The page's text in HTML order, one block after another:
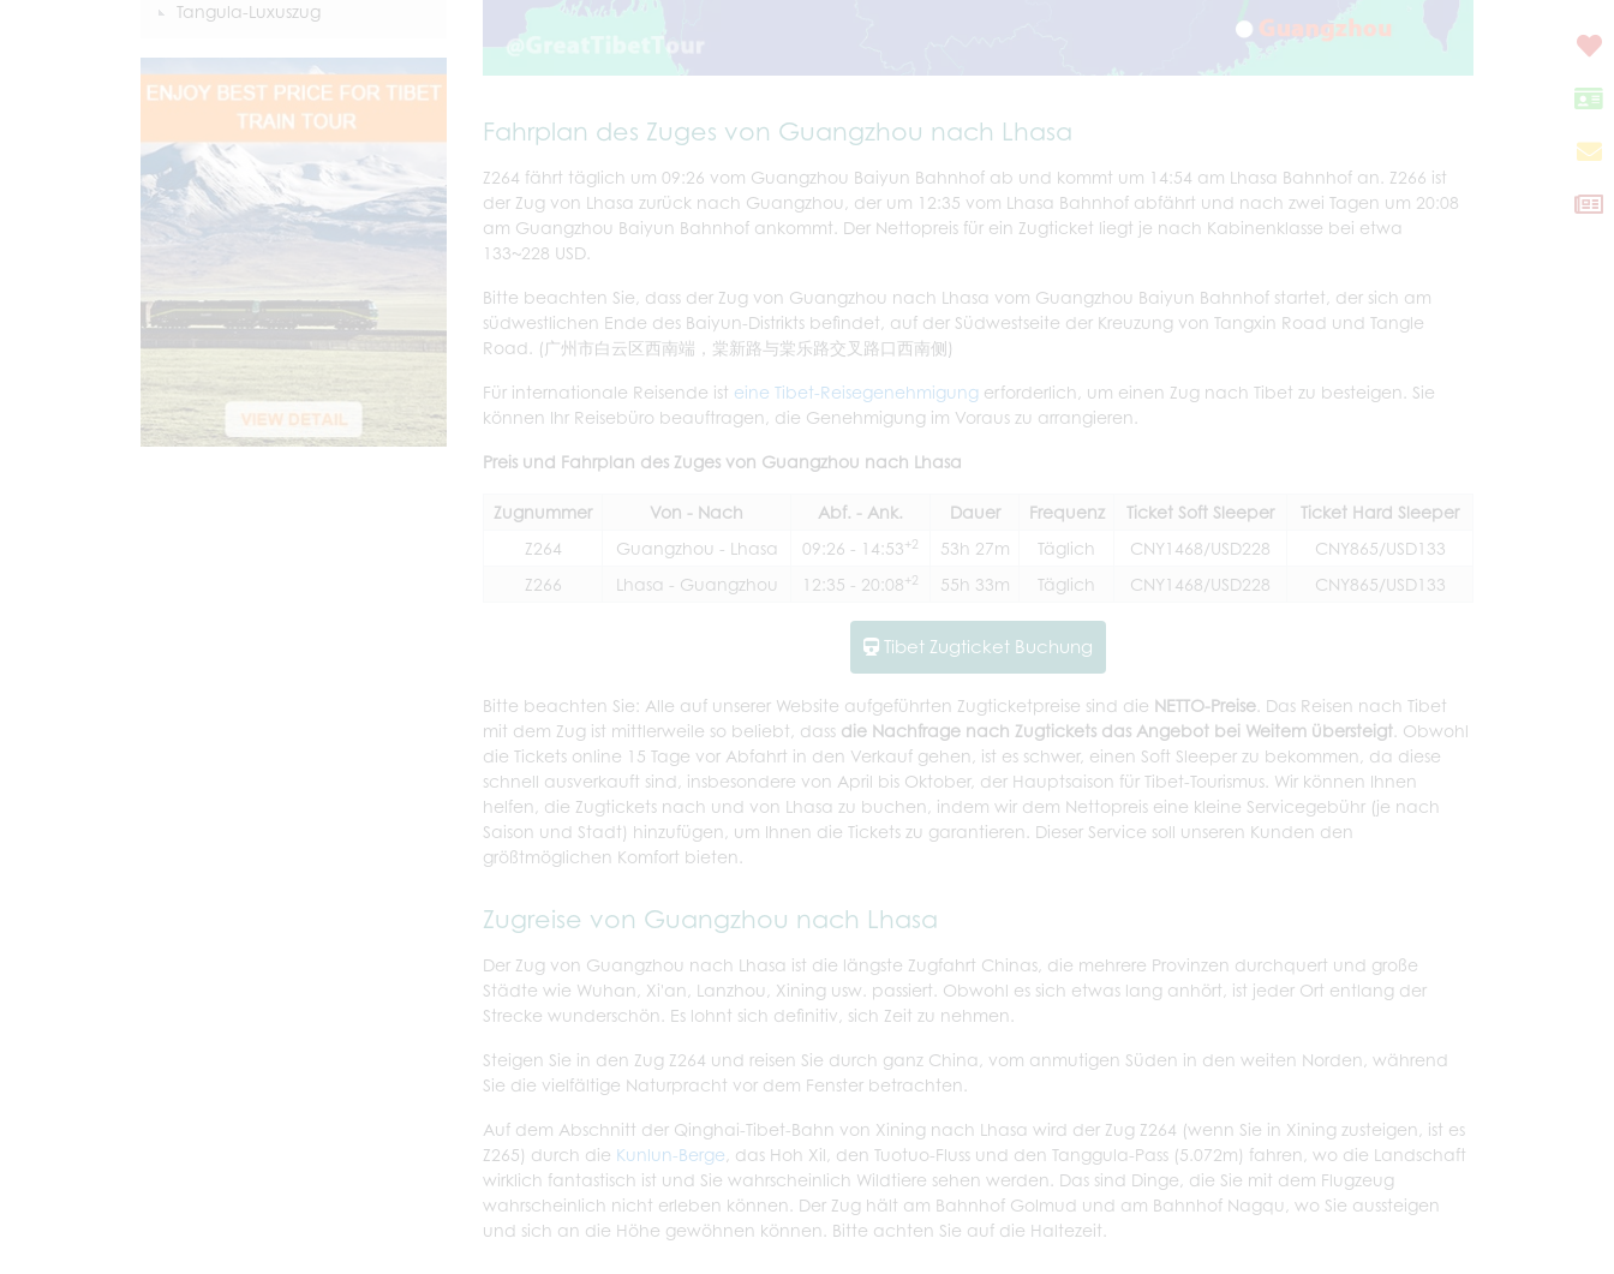
Tangula-Luxuszug
Fahrplan des Zuges von Guangzhou nach Lhasa
Z264 fährt täglich um 09:26 vom Guangzhou Baiyun Bahnhof ab und kommt um 14:54 am Lhasa Bahnhof an. Z266 ist
der Zug von Lhasa zurück nach Guangzhou, der um 12:35 vom Lhasa Bahnhof abfährt und nach zwei Tagen um 20:08
am Guangzhou Baiyun Bahnhof ankommt. Der Nettopreis für ein Zugticket liegt je nach Kabinenklasse bei etwa
133~228 USD.
Bitte beachten Sie, dass der Zug von Guangzhou nach Lhasa vom Guangzhou Baiyun Bahnhof startet, der sich am
südwestlichen Ende des Baiyun-Distrikts befindet, auf der Südwestseite der Kreuzung von Tangxin Road und Tangle
Road. (广州市白云区西南端，棠新路与棠乐路交叉路口西南侧)
Für internationale Reisende ist eine Tibet-Reisegenehmigung erforderlich, um einen Zug nach Tibet zu besteigen. Sie
können Ihr Reisebüro beauftragen, die Genehmigung im Voraus zu arrangieren.
Preis und Fahrplan des Zuges von Guangzhou nach Lhasa
Zugnummer Von - Nach Abf. - Ank. Dauer Frequenz Ticket Soft Sleeper
Ticket Hard Sleeper
Z264
Guangzhou - Lhasa 09:26 - 14:53+2 53h 27m Täglich CNY1468/USD228
CNY865/USD133
Z266
Lhasa - Guangzhou 12:35 - 20:08+2 55h 33m Täglich CNY1468/USD228 CNY865/USD133
Tibet Zugticket Buchung
Bitte beachten Sie: Alle auf unserer Website aufgeführten Zugticketpreise sind die NETTO-Preise . Das Reisen nach Tibet
mit dem Zug ist mittlerweile so beliebt, dass die Nachfrage nach Zugtickets das Angebot bei Weitem übersteigt . Obwohl
die Tickets online 15 Tage vor Abfahrt in den Verkauf gehen, ist es schwer, einen Soft Sleeper zu bekommen, da diese
schnell ausverkauft sind, insbesondere von April bis Oktober, der Hauptsaison für Tibet-Tourismus. Wir können Ihnen
helfen, die Zugtickets nach und von Lhasa zu buchen, indem wir dem Nettopreis eine kleine Servicegebühr (je nach
Saison und Stadt) hinzufügen, um Ihnen die Tickets zu garantieren. Dieser Service soll unseren Kunden den
größtmöglichen Komfort bieten.
Zugreise von Guangzhou nach Lhasa
Der Zug von Guangzhou nach Lhasa ist die längste Zugfahrt Chinas, die mehrere Provinzen durchquert und große
Städte wie Wuhan, Xi'an, Lanzhou, Xining usw. passiert. Obwohl es sich etwas lang anhört, ist jeder Ort entlang der
Strecke wunderschön. Es lohnt sich definitiv, sich Zeit zu nehmen.
Steigen Sie in den Zug Z264 und reisen Sie durch ganz China, vom anmutigen Süden in den weiten Norden, während
Sie die vielfältige Naturpracht vor dem Fenster betrachten.
Auf dem Abschnitt der Qinghai-Tibet-Bahn von Xining nach Lhasa wird der Zug Z264 (wenn Sie in Xining zusteigen, ist es
Z265) durch die Kunlun-Berge, das Hoh Xil, den Tuotuo-Fluss und den Tanggula-Pass (5.072m) fahren, wo die Landschaft
wirklich fantastisch ist und Sie wahrscheinlich Wildtiere sehen werden. Das sind Dinge, die Sie mit dem Flugzeug
wahrscheinlich nicht erleben können. Der Zug hält am Bahnhof Golmud und am Bahnhof Nagqu, wo Sie aussteigen
und sich an die Höhe gewöhnen können. Bitte achten Sie auf die Haltezeit.